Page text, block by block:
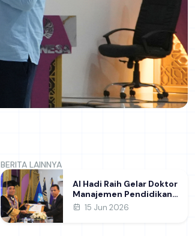
BERITA LAINNYA
Al Hadi Raih Gelar Doktor
Manajemen Pendidikan
FIP UNESA melalui Riset
Guru
15 Jun 2026